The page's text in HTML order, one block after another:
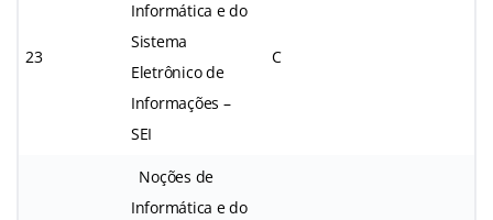
23
Informática e do
Sistema
Eletrônico de
Informações –
SEI
C
Noções de
Informática e do